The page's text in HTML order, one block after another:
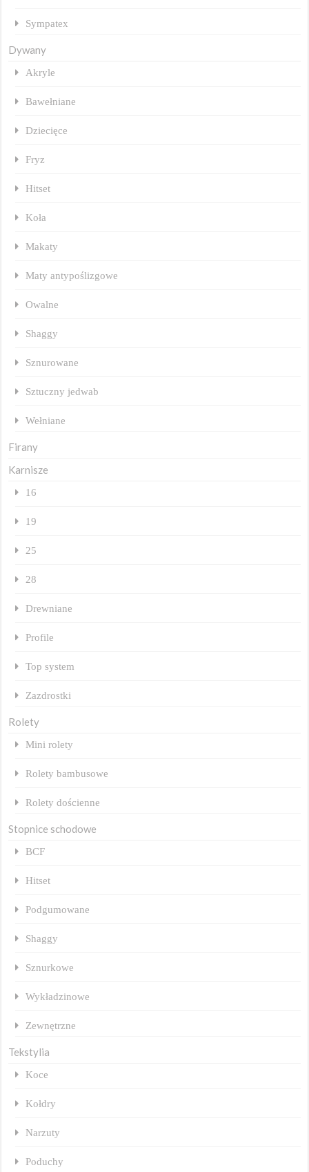
Sympatex
Dywany
Akryle
Bawełniane
Dziecięce
Fryz
Hitset
Koła
Makaty
Maty antypoślizgowe
Owalne
Shaggy
Sznurowane
Sztuczny jedwab
Wełniane
Firany
Karnisze
16
19
25
28
Drewniane
Profile
Top system
Zazdrostki
Rolety
Mini rolety
Rolety bambusowe
Rolety dościenne
Stopnice schodowe
BCF
Hitset
Podgumowane
Shaggy
Sznurkowe
Wykładzinowe
Zewnętrzne
Tekstylia
Koce
Kołdry
Narzuty
Poduchy